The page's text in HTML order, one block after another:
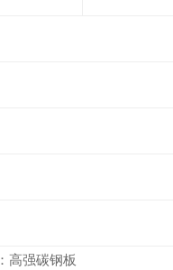
：高强碳钢板